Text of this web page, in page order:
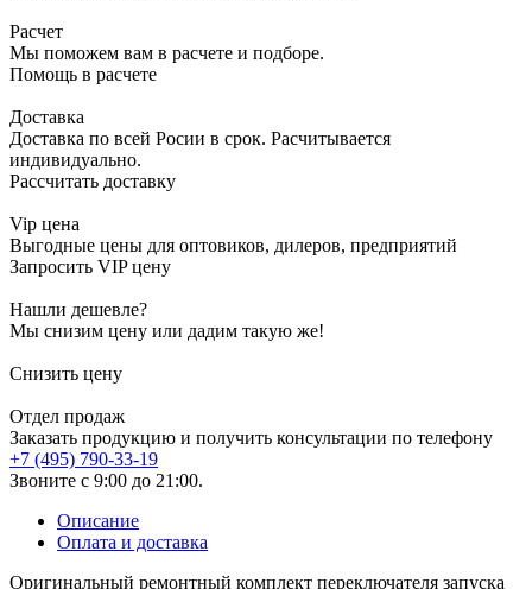
Расчет
Мы поможем вам в расчете и подборе.
Помощь в расчете
Доставка
Доставка по всей Росии в срок. Расчитывается
индивидуально.
Рассчитать доставку
Vip цена
Выгодные цены для оптовиков, дилеров, предприятий
Запросить VIP цену
Нашли дешевле?
Мы снизим цену или дадим такую же!
Снизить цену
Отдел продаж
Заказать продукцию и получить консультации по телефону
+7 (495) 790-33-19
Звоните с 9:00 до 21:00.
Описание
Оплата и доставка
Оригинальный ремонтный комплект переключателя запуска